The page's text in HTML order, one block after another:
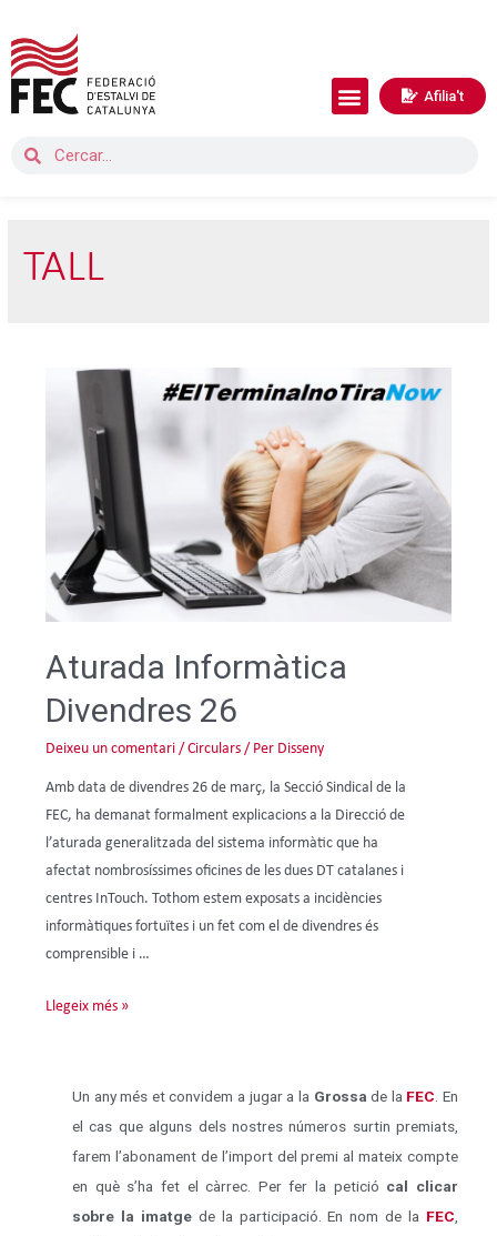
Afilia't
TALL
Aturada Informàtica
Divendres 26
Deixeu un comentari /Circulars / Per Disseny
Amb data de divendres 26 de març, la Secció Sindical de la
FEC, ha demanat formalment explicacions a la Direcció de
l’aturada generalitzada del sistema informàtic que ha
afectat nombrosíssimes oficines de les dues DT catalanes i
centres InTouch. Tothom estem exposats a incidències
informàtiques fortuïtes i un fet com el de divendres és
comprensible i …
Llegeix més »
Un any més et convidem a jugar a la Grossa de la FEC . En
el cas que alguns dels nostres números surtin premiats,
farem l’abonament de l’import del premi al mateix compte
en què s’ha fet el càrrec. Per fer la petició cal clicar
sobre la imatgede la participació. En nom de la FEC